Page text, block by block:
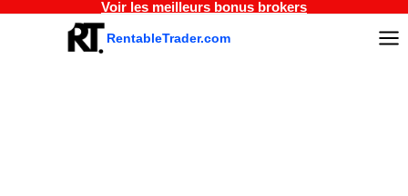
Aller
Voir les meilleurs bonus brokers
RentableTrader.com